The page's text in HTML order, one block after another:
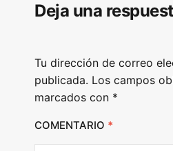
a
r
Deja una
Tu dirección de correo
publicada. Los campos
marcados con *
COMENTARIO *